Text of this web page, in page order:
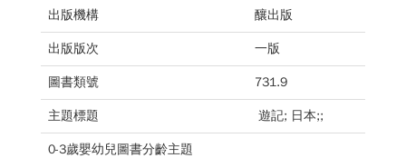
出版機構 釀出版
出版版次 一版
圖書類號 731.9
主題標題 遊記; 日本;;
0-3歲嬰幼兒圖書分齡主題